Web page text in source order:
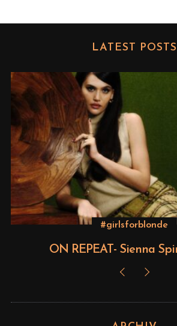
LATEST POSTS
#girlsforblonde
ON REPEAT- Sienna